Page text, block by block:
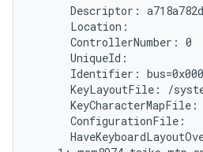
Descriptor:
      Location:
      ControllerNumber: 0
      UniqueId:
Identifier:
KeyLayoutFile: /
      ConfigurationFile: